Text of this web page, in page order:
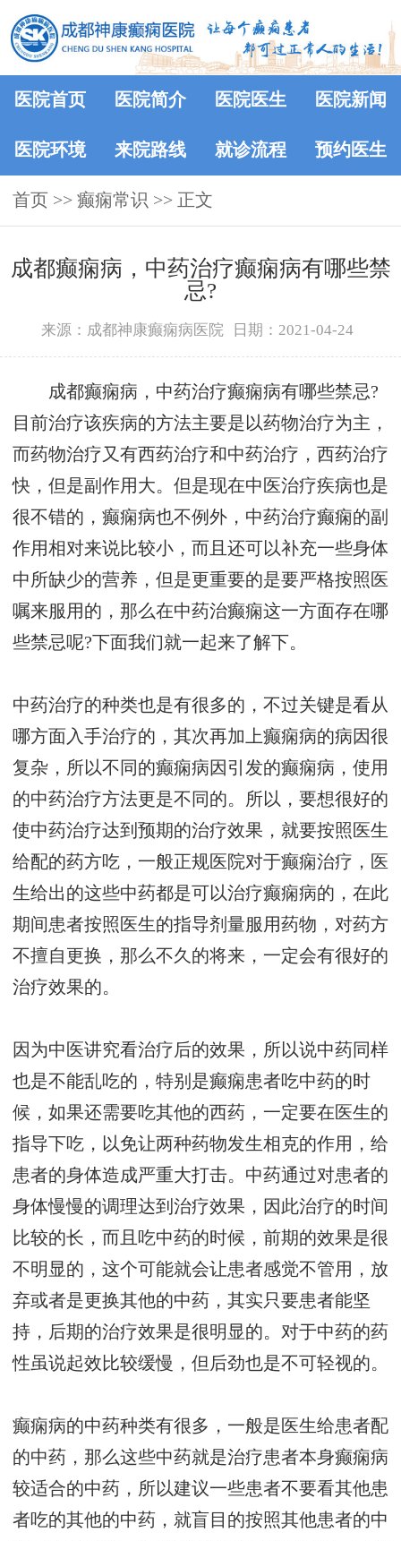
医院首页 医院简介 医院医生 医院新闻
医院环境 来院路线 就诊流程 预约医生
首页 >> 癫痫常识 >> 正文
成都癫痫病，中药治疗癫痫病有哪些禁
忌?
来源：成都神康癫痫病医院 日期：2021-04-24
成都癫痫病，中药治疗癫痫病有哪些禁忌?
目前治疗该疾病的方法主要是以药物治疗为主，
而药物治疗又有西药治疗和中药治疗，西药治疗
快，但是副作用大。但是现在中医治疗疾病也是
很不错的，癫痫病也不例外，中药治疗癫痫的副
作用相对来说比较小，而且还可以补充一些身体
中所缺少的营养，但是更重要的是要严格按照医
嘱来服用的，那么在中药治癫痫这一方面存在哪
些禁忌呢?下面我们就一起来了解下。
中药治疗的种类也是有很多的，不过关键是看从
哪方面入手治疗的，其次再加上癫痫病的病因很
复杂，所以不同的癫痫病因引发的癫痫病，使用
的中药治疗方法更是不同的。所以，要想很好的
使中药治疗达到预期的治疗效果，就要按照医生
给配的药方吃，一般正规医院对于癫痫治疗，医
生给出的这些中药都是可以治疗癫痫病的，在此
期间患者按照医生的指导剂量服用药物，对药方
不擅自更换，那么不久的将来，一定会有很好的
治疗效果的。
因为中医讲究看治疗后的效果，所以说中药同样
也是不能乱吃的，特别是癫痫患者吃中药的时
候，如果还需要吃其他的西药，一定要在医生的
指导下吃，以免让两种药物发生相克的作用，给
患者的身体造成严重大打击。中药通过对患者的
身体慢慢的调理达到治疗效果，因此治疗的时间
比较的长，而且吃中药的时候，前期的效果是很
不明显的，这个可能就会让患者感觉不管用，放
弃或者是更换其他的中药，其实只要患者能坚
持，后期的治疗效果是很明显的。对于中药的药
性虽说起效比较缓慢，但后劲也是不可轻视的。
癫痫病的中药种类有很多，一般是医生给患者配
的中药，那么这些中药就是治疗患者本身癫痫病
较适合的中药，所以建议一些患者不要看其他患
者吃的其他的中药，就盲目的按照其他患者的中